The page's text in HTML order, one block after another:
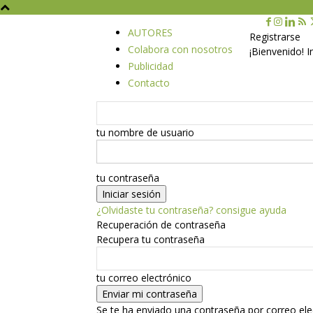
AUTORES
Colabora con nosotros
Publicidad
Contacto
Registrarse
¡Bienvenido!
tu nombre de usuario
tu contraseña
¿Olvidaste tu contraseña? consigue ayuda
Recuperación de contraseña
Recupera tu contraseña
tu correo electrónico
Se te ha enviado una contraseña por correo